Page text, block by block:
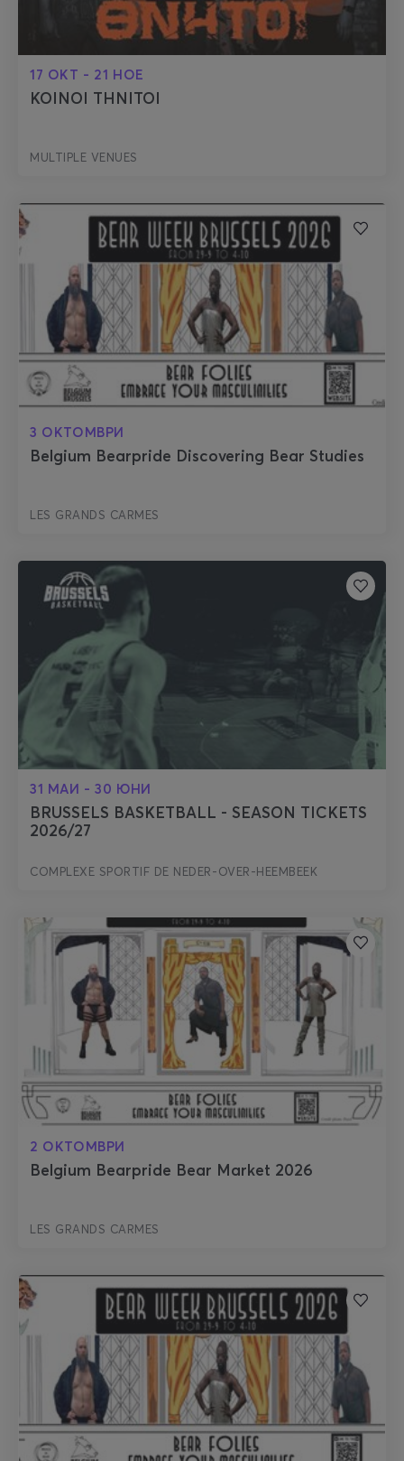
17 ОКТ - 21 НОЕ
KOINOI THNITOI
MULTIPLE VENUES
3 ОКТОМВРИ
Belgium Bearpride Discovering Bear Studies
LES GRANDS CARMES
31 МАИ - 30 ЮНИ
BRUSSELS BASKETBALL - SEASON TICKETS
2026/27
COMPLEXE SPORTIF DE NEDER-OVER-HEEMBEEK
2 ОКТОМВРИ
Belgium Bearpride Bear Market 2026
LES GRANDS CARMES